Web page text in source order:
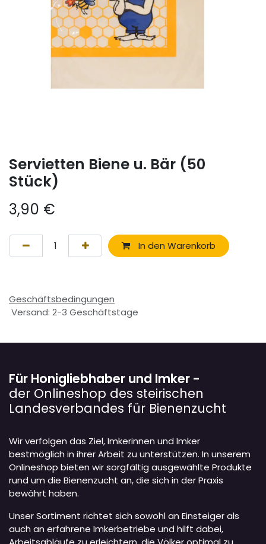
Servietten Biene u. Bär (50
Stück)
3,90 €
In den Warenkorb
Geschäftsbedingungen
Versand: 2-3 Geschäftstage
Für Honigliebhaber und Imker -
der Onlineshop des steirischen
Landesverbandes für Bienenzucht
Wir verfolgen das Ziel, Imkerinnen und Imker
bestmöglich in ihrer Arbeit zu unterstützen. In unserem
Onlineshop bieten wir sorgfältig ausgewählte Produkte
rund um die Bienenzucht an, die sich in der Praxis
bewährt haben.
Unser Sortiment richtet sich sowohl an Einsteiger als
auch an erfahrene Imkerbetriebe und hilft dabei,